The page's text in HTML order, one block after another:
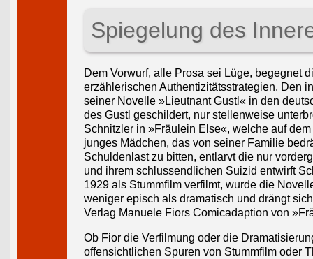
Spiegelung des
Dem Vorwurf, alle Prosa sei Lüge, begegnet
erzählerischen Authentizitätsstrategien. Den
seiner Novelle »Lieutnant Gustl« in den
des Gustl geschildert, nur stellenweise
Schnitzler in »Fräulein Else«, welche auf
junges Mädchen, das von seiner Familie
Schuldenlast zu bitten, entlarvt die nur
und ihrem schlussendlichen Suizid entwirft
1929 als Stummfilm verfilmt, wurde die
weniger episch als dramatisch und drängt
Verlag Manuele Fiors Comicadaption von
Ob Fior die Verfilmung oder die
offensichtlichen Spuren von Stummfilm oder